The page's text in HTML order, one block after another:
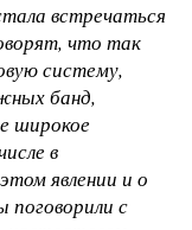
встречаться
что так
систему,
банд,
широкое
в
явлении и о
поговорили с